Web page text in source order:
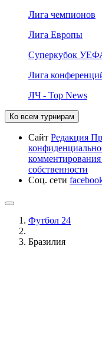
Лига чемпионов
Лига Европы
Суперкубок
Лига
ЛЧ - Top News
Ко всем турнирам
Сайт Редакция
комментирования
собственности
Соц. сети
Футбол 24
Бразилия